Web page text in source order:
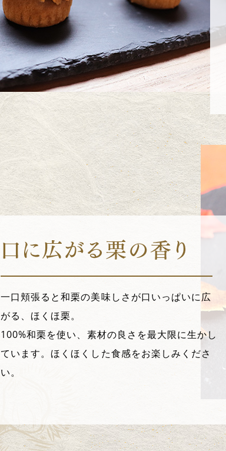
一口頬張ると和栗の美味しさが口いっぱいに広
がる、ほくほ栗。
100%和栗を使い、素材の良さを最大限に生かし
ています。ほくほくした食感をお楽しみくださ
い。